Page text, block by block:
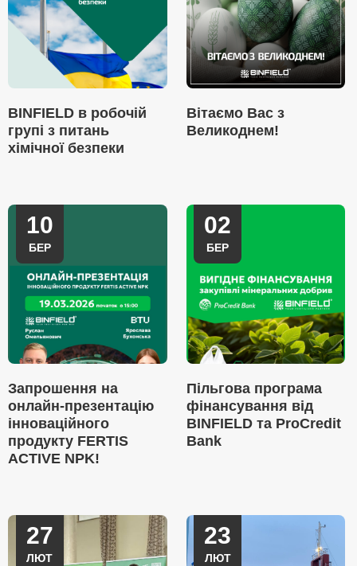
BINFIELD в робочій
групі з питань
хімічної безпеки
Вітаємо Вас з
Великоднем!
10
БЕР
Запрошення на
онлайн-презентацію
інноваційного
продукту FERTIS
ACTIVE NPK!
02
БЕР
Пільгова програма
фінансування від
BINFIELD та ProCredit
Bank
27
ЛЮТ
23
ЛЮТ